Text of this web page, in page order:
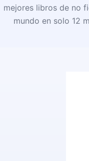
mejores libros de no
mundo en solo 12